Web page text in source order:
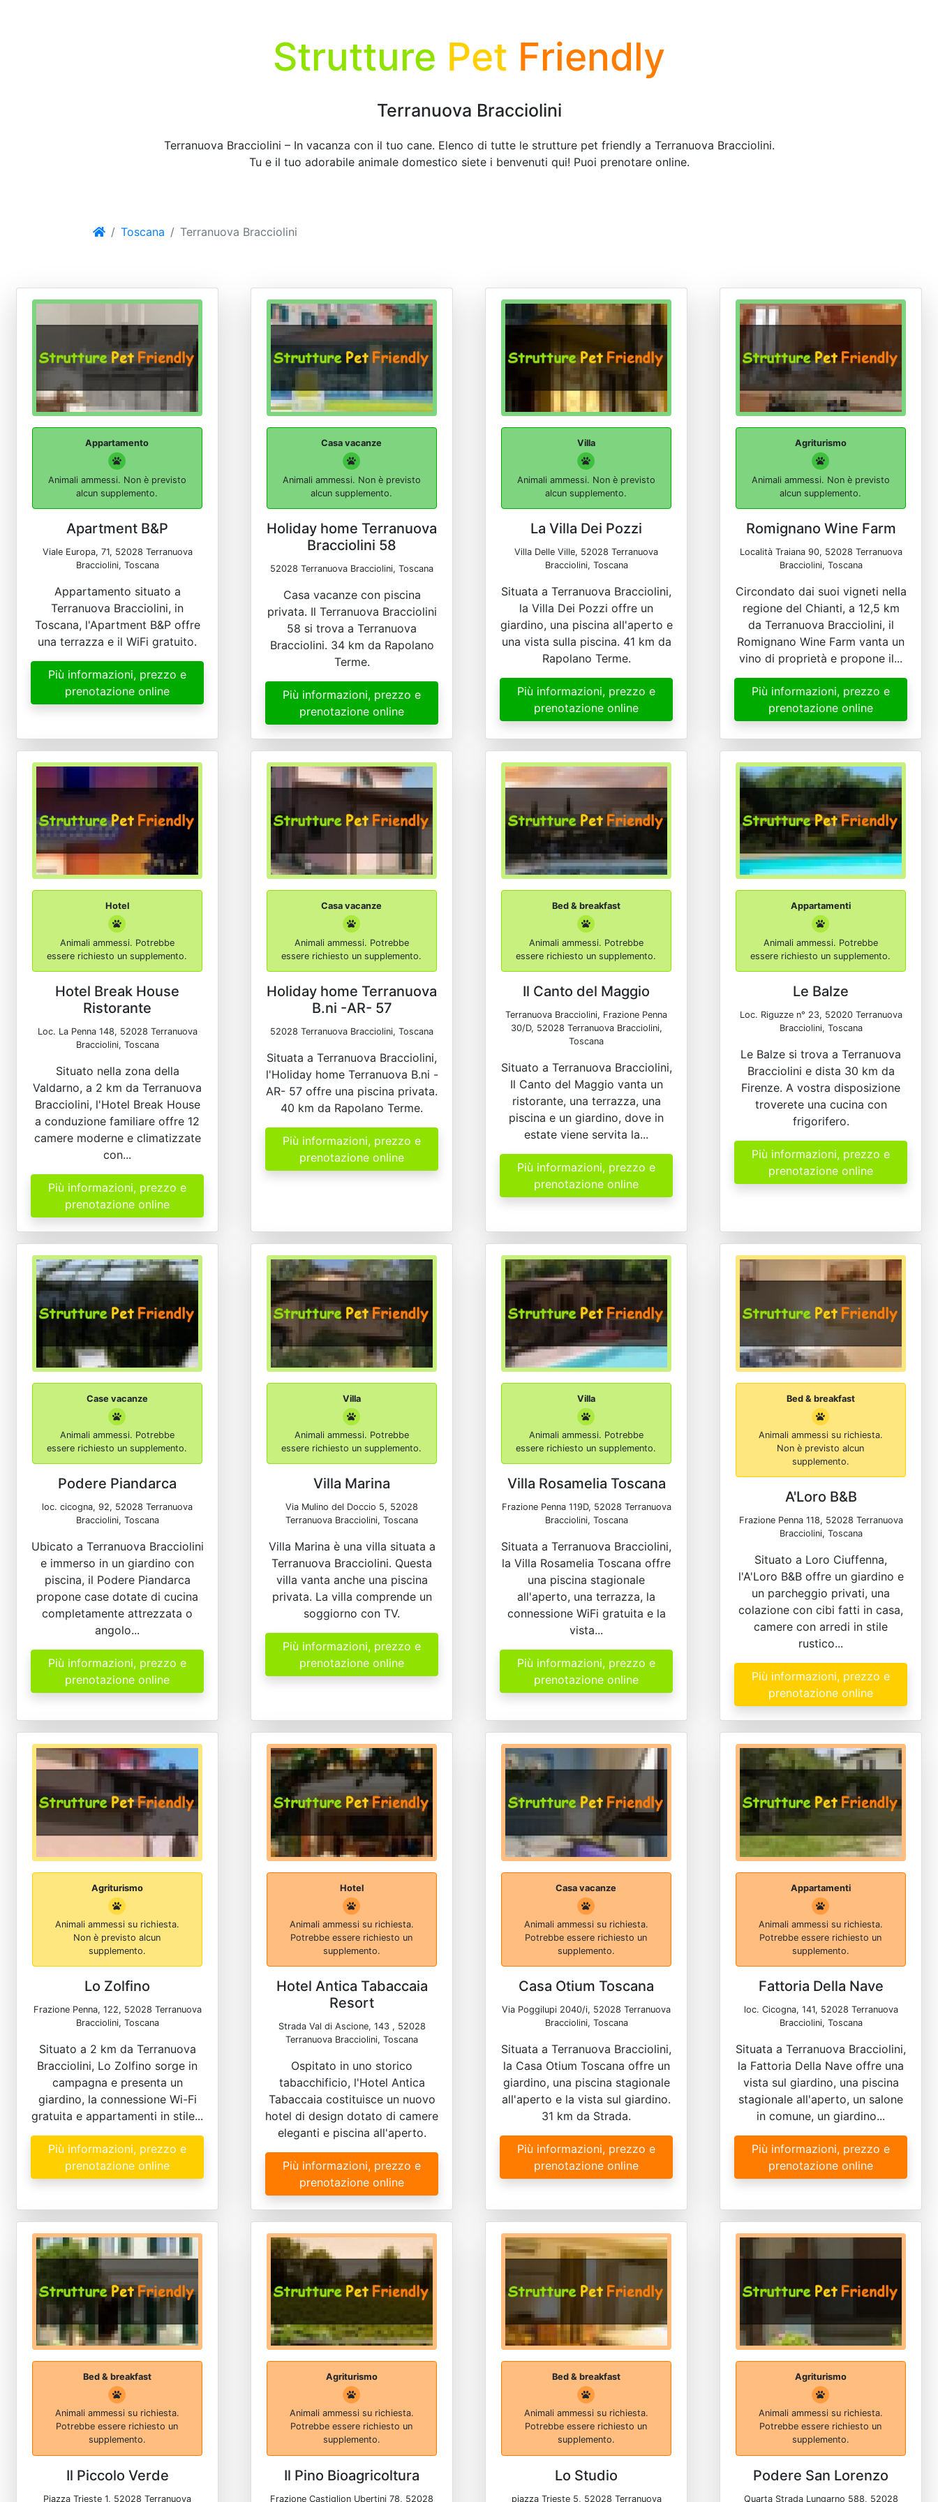
Strutture Pet Friendly
Terranuova Bracciolini
Terranuova Bracciolini – In vacanza con il tuo cane. Elenco di tutte le strutture pet friendly a Terranuova Bracciolini.
Tu e il tuo adorabile animale domestico siete i benvenuti qui! Puoi prenotare online.
Toscana Terranuova Bracciolini
Appartamento
Animali ammessi. Non è previsto
alcun supplemento.
Apartment B&P
Viale Europa, 71, 52028 Terranuova
Bracciolini, Toscana
Appartamento situato a
Terranuova Bracciolini, in
Toscana, l'Apartment B&P offre
una terrazza e il WiFi gratuito.
Più informazioni, prezzo e
prenotazione online
Casa vacanze
Animali ammessi. Non è previsto
alcun supplemento.
Holiday home Terranuova
Bracciolini 58
52028 Terranuova Bracciolini, Toscana
Casa vacanze con piscina
privata. Il Terranuova Bracciolini
58 si trova a Terranuova
Bracciolini. 34 km da Rapolano
Terme.
Più informazioni, prezzo e
prenotazione online
Villa
Animali ammessi. Non è previsto
alcun supplemento.
La Villa Dei Pozzi
Villa Delle Ville, 52028 Terranuova
Bracciolini, Toscana
Situata a Terranuova Bracciolini,
la Villa Dei Pozzi offre un
giardino, una piscina all'aperto e
una vista sulla piscina. 41 km da
Rapolano Terme.
Più informazioni, prezzo e
prenotazione online
Agriturismo
Animali ammessi. Non è previsto
alcun supplemento.
Romignano Wine Farm
Località Traiana 90, 52028 Terranuova
Bracciolini, Toscana
Circondato dai suoi vigneti nella
regione del Chianti, a 12,5 km
da Terranuova Bracciolini, il
Romignano Wine Farm vanta un
vino di proprietà e propone il...
Più informazioni, prezzo e
prenotazione online
Hotel
Animali ammessi. Potrebbe
essere richiesto un supplemento.
Hotel Break House
Ristorante
Loc. La Penna 148, 52028 Terranuova
Bracciolini, Toscana
Situato nella zona della
Valdarno, a 2 km da Terranuova
Bracciolini, l'Hotel Break House
a conduzione familiare offre 12
camere moderne e climatizzate
con...
Più informazioni, prezzo e
prenotazione online
Casa vacanze
Animali ammessi. Potrebbe
essere richiesto un supplemento.
Holiday home Terranuova
B.ni -AR- 57
52028 Terranuova Bracciolini, Toscana
Situata a Terranuova Bracciolini,
l'Holiday home Terranuova B.ni -
AR- 57 offre una piscina privata.
40 km da Rapolano Terme.
Più informazioni, prezzo e
prenotazione online
Bed & breakfast
Animali ammessi. Potrebbe
essere richiesto un supplemento.
Il Canto del Maggio
Terranuova Bracciolini, Frazione Penna
30/D, 52028 Terranuova Bracciolini,
Toscana
Situato a Terranuova Bracciolini,
Il Canto del Maggio vanta un
ristorante, una terrazza, una
piscina e un giardino, dove in
estate viene servita la...
Più informazioni, prezzo e
prenotazione online
Appartamenti
Animali ammessi. Potrebbe
essere richiesto un supplemento.
Le Balze
Loc. Riguzze n° 23, 52020 Terranuova
Bracciolini, Toscana
Le Balze si trova a Terranuova
Bracciolini e dista 30 km da
Firenze. A vostra disposizione
troverete una cucina con
frigorifero.
Più informazioni, prezzo e
prenotazione online
Case vacanze
Animali ammessi. Potrebbe
essere richiesto un supplemento.
Podere Piandarca
loc. cicogna, 92, 52028 Terranuova
Bracciolini, Toscana
Ubicato a Terranuova Bracciolini
e immerso in un giardino con
piscina, il Podere Piandarca
propone case dotate di cucina
completamente attrezzata o
angolo...
Più informazioni, prezzo e
prenotazione online
Villa
Animali ammessi. Potrebbe
essere richiesto un supplemento.
Villa Marina
Via Mulino del Doccio 5, 52028
Terranuova Bracciolini, Toscana
Villa Marina è una villa situata a
Terranuova Bracciolini. Questa
villa vanta anche una piscina
privata. La villa comprende un
soggiorno con TV.
Più informazioni, prezzo e
prenotazione online
Villa
Animali ammessi. Potrebbe
essere richiesto un supplemento.
Villa Rosamelia Toscana
Frazione Penna 119D, 52028 Terranuova
Bracciolini, Toscana
Situata a Terranuova Bracciolini,
la Villa Rosamelia Toscana offre
una piscina stagionale
all'aperto, una terrazza, la
connessione WiFi gratuita e la
vista...
Più informazioni, prezzo e
prenotazione online
Bed & breakfast
Animali ammessi su richiesta.
Non è previsto alcun
supplemento.
A'Loro B&B
Frazione Penna 118, 52028 Terranuova
Bracciolini, Toscana
Situato a Loro Ciuffenna,
l'A'Loro B&B offre un giardino e
un parcheggio privati, una
colazione con cibi fatti in casa,
camere con arredi in stile
rustico...
Più informazioni, prezzo e
prenotazione online
Agriturismo
Animali ammessi su richiesta.
Non è previsto alcun
supplemento.
Lo Zolfino
Frazione Penna, 122, 52028 Terranuova
Bracciolini, Toscana
Situato a 2 km da Terranuova
Bracciolini, Lo Zolfino sorge in
campagna e presenta un
giardino, la connessione Wi-Fi
gratuita e appartamenti in stile...
Più informazioni, prezzo e
prenotazione online
Hotel
Animali ammessi su richiesta.
Potrebbe essere richiesto un
supplemento.
Hotel Antica Tabaccaia
Resort
Strada Val di Ascione, 143 , 52028
Terranuova Bracciolini, Toscana
Ospitato in uno storico
tabacchificio, l'Hotel Antica
Tabaccaia costituisce un nuovo
hotel di design dotato di camere
eleganti e piscina all'aperto.
Più informazioni, prezzo e
prenotazione online
Casa vacanze
Animali ammessi su richiesta.
Potrebbe essere richiesto un
supplemento.
Casa Otium Toscana
Via Poggilupi 2040/i, 52028 Terranuova
Bracciolini, Toscana
Situata a Terranuova Bracciolini,
la Casa Otium Toscana offre un
giardino, una piscina stagionale
all'aperto e la vista sul giardino.
31 km da Strada.
Più informazioni, prezzo e
prenotazione online
Appartamenti
Animali ammessi su richiesta.
Potrebbe essere richiesto un
supplemento.
Fattoria Della Nave
loc. Cicogna, 141, 52028 Terranuova
Bracciolini, Toscana
Situata a Terranuova Bracciolini,
la Fattoria Della Nave offre una
vista sul giardino, una piscina
stagionale all'aperto, un salone
in comune, un giardino...
Più informazioni, prezzo e
prenotazione online
Bed & breakfast
Animali ammessi su richiesta.
Potrebbe essere richiesto un
supplemento.
Il Piccolo Verde
Piazza Trieste 1, 52028 Terranuova
Agriturismo
Animali ammessi su richiesta.
Potrebbe essere richiesto un
supplemento.
Il Pino Bioagricoltura
Frazione Castiglion Ubertini 78, 52028
Bed & breakfast
Animali ammessi su richiesta.
Potrebbe essere richiesto un
supplemento.
Lo Studio
piazza Trieste 5, 52028 Terranuova
Agriturismo
Animali ammessi su richiesta.
Potrebbe essere richiesto un
supplemento.
Podere San Lorenzo
Quarta Strada Lungarno 588, 52028